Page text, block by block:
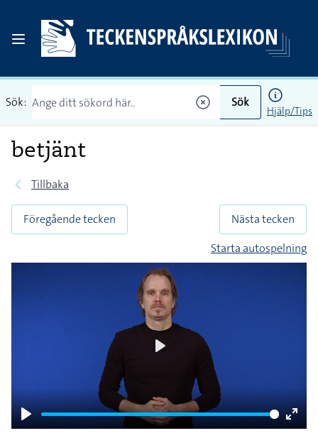
Sök: Sök
Hjälp/Tips
betjänt
Tillbaka
Föregående tecken
Nästa tecken
Starta autospelning
Play
Enter